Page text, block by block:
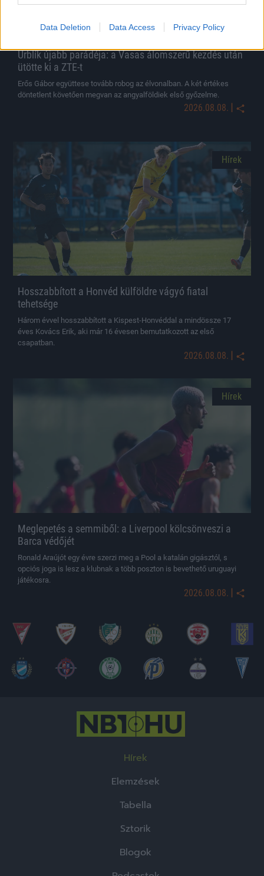
Data Deletion Data Access Privacy Policy
Urblík újabb parádéja: a Vasas álomszerű kezdés után
ütötte ki a ZTE-t
Erős Gábor együttese tovább robog az élvonalban. A két értékes
döntetlent követően megvan az angyalföldiek első győzelme.
2026.08.08. |
Hírek
Hosszabbított a Honvéd külföldre vágyó fiatal
tehetsége
Három évvel hosszabbított a Kispest-Honvéddal a mindössze 17
éves Kovács Erik, aki már 16 évesen bemutatkozott az első
csapatban.
2026.08.08. |
Hírek
Meglepetés a semmiből: a Liverpool kölcsönveszi a
Barca védőjét
Ronald Araújót egy évre szerzi meg a Pool a katalán gigásztól, s
opciós joga is lesz a klubnak a több poszton is bevethető uruguayi
játékosra.
2026.08.08. |
Hírek
Elemzések
Tabella
Sztorik
Blogok